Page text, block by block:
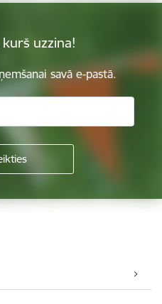
uzzina!
savā e-pastā.